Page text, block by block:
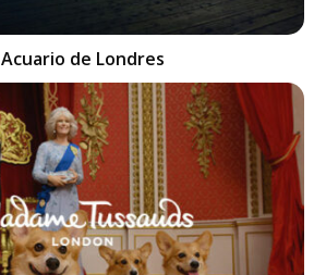
Acuario de Londres